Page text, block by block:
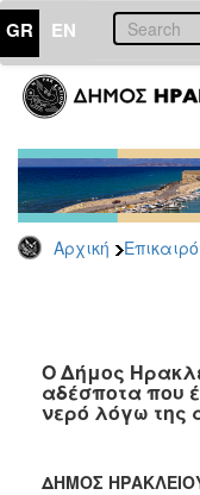
GR EN
Αρχική
ΕΠΙΚΑΙΡΟΤΗΤΑ
Τύπου
Αρχείο
2026
2025
2022
2021
2019
Ο Δήμος
αδέσποτα που
νερό λόγω της
ΔΗΜΟΣ